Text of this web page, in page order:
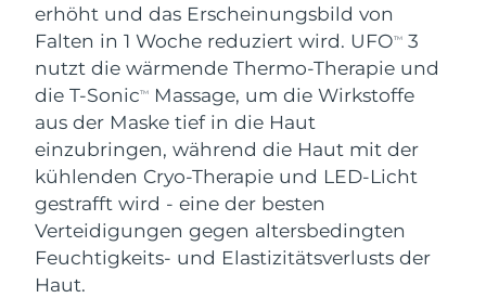
erhöht und das Erscheinungsbild von
Falten in 1 Woche reduziert wird. UFOTM
3
nutzt die wärmende Thermo-Therapie und
die T-SonicTM
Massage, um die Wirkstoffe
aus der Maske tief in die Haut
einzubringen, während die Haut mit der
kühlenden Cryo-Therapie und LED-Licht
gestrafft wird - eine der besten
Verteidigungen gegen altersbedingten
Feuchtigkeits- und Elastizitätsverlusts der
Haut.